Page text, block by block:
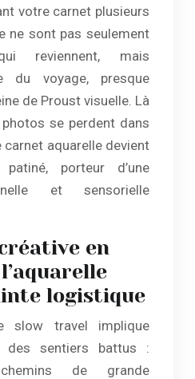
votre carnet plusieurs
ne sont pas seulement
reviennent, mais
du voyage, presque
de Proust visuelle. Là
se perdent dans
carnet aquarelle devient
porteur d’une
et sensorielle
en
logistique
slow travel implique
sentiers battus :
de grande